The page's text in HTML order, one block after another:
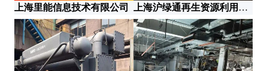
上海里能信息技术有限公司 上海沪绿通再生资源利用有限公司